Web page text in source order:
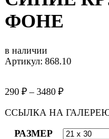
ФОНЕ
в наличии
Артикул: 868.10
290 ₽ – 3480 ₽
ССЫЛКА НА
РАЗМЕР